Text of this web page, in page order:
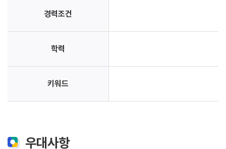
경력조건
학력
키워드
우대사항